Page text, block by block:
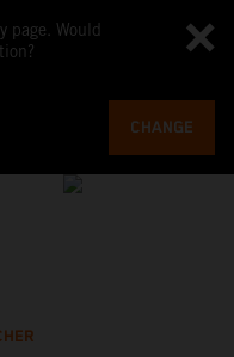
page. Would
CHANGE